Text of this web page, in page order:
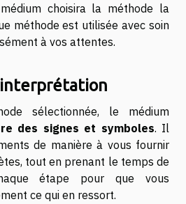
choisira la méthode la
méthode est utilisée avec soin
à vos attentes.
sélectionnée, le médium
des signes et symboles. Il
de manière à vous fournir
tout en prenant le temps de
étape pour que vous
ce qui en ressort.